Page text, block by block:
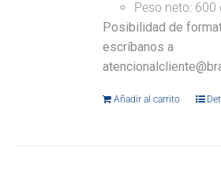
Peso neto: 600
Posibilidad de
escríbanos a
Añadir al carrito